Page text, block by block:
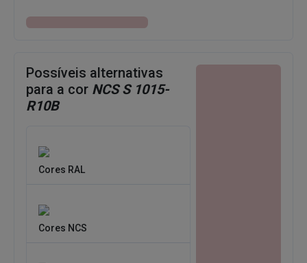
Possíveis alternativas
para a cor NCS S 1015-
R10B
Cores RAL
Cores NCS